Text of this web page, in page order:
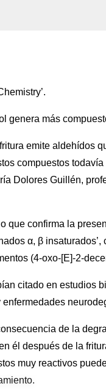
genera más
emite aldehídos
compuestos
Dolores Guillén,
que confirma la
α, β
(4-oxo-[E]-2-
citado en estudios
de la
él después de la
muy reactivos